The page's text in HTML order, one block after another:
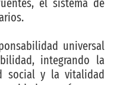
el sistema de
universal
integrando la
social y la vitalidad